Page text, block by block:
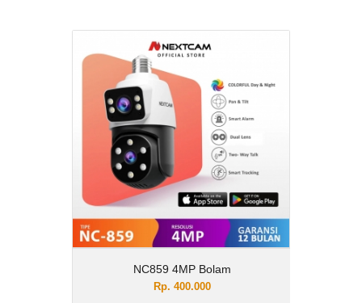
NC859 4MP Bolam
Rp. 400.000
NC859 4MP Bolam
Description
Dengan kamera cctv Dual Lens Nextcam
tidak ada lagi "Blind Spot" "Titik area
yang tidak terlihat" dan pemasangan
yang sangat mudah yaitu tinggal
disambungkan ke fiting lampu dan
dengan housing yang lebih kokoh serta
design yang elegan menambah estetika
rumah Anda. Spesifikasi : Sensor : 1/2.7
=Tetap berwarna dalam keadaan gelap
sekalipun Kompresi Video : H.265